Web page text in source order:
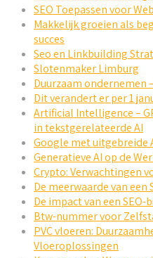
SEO Toepassen voor
Makkelijk groeien als
succes
Seo en Linkbuilding
Slotenmaker Limburg
Duurzaam ondernemen
Dit verandert er per 1
Artificial Intelligence –
in tekstgerelateerde AI
Google met uitgebreide
Generatieve AI op de
Crypto: Verwachtingen
De meerwaarde van een
De impact van een SEO-
Btw-nummer voor
PVC vloeren:
Vloeroplossingen